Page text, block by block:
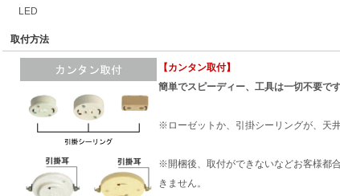
LED
取付方法
【カンタン取付】
簡単でスピーディー、工具は一切不要で
※ローゼットか、引掛シーリングが、天
※開梱後、取付ができないなどお客様都
きません。